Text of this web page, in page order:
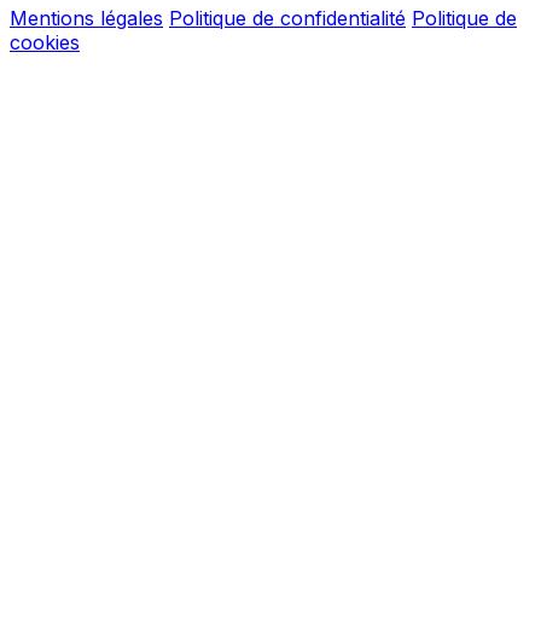
Mentions légales Politique de confidentialité Politique de
cookies